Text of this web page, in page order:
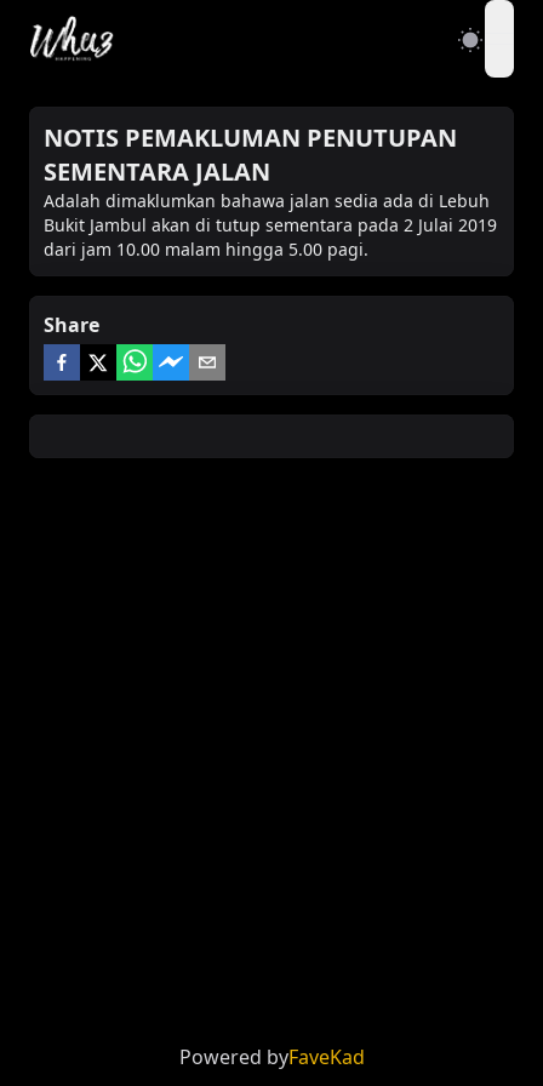
NOTIS PEMAKLUMAN PENUTUPAN
SEMENTARA JALAN
Adalah dimaklumkan bahawa jalan sedia ada di Lebuh
Bukit Jambul akan di tutup sementara pada 2 Julai 2019
dari jam 10.00 malam hingga 5.00 pagi.
Share
Powered byFaveKad